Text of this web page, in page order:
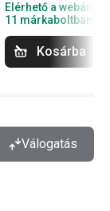
Elérhető a
11 márkaboltban
Kosárba
Válogatás